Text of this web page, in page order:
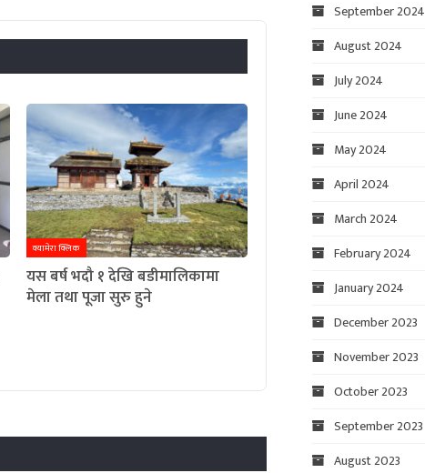
क्यामेरा क्लिक
यस बर्ष भदौ १ देखि बडीमालिकामा
मेला तथा पूजा सुरु हुने
September 2024
August 2024
July 2024
June 2024
May 2024
April 2024
March 2024
February 2024
January 2024
December 2023
November 2023
October 2023
September 2023
August 2023